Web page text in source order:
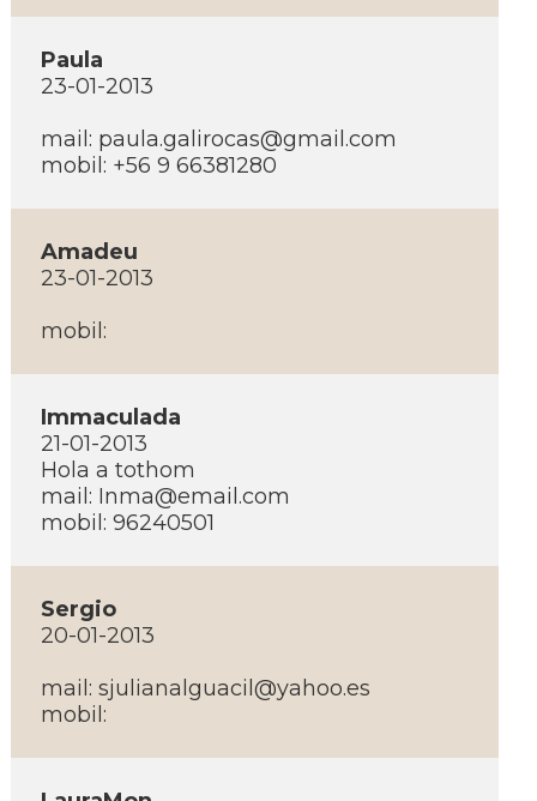
Paula
23-01-2013
mail: paula.galirocas@gmail.com
mobil: +56 9 66381280
Amadeu
23-01-2013
mobil:
Immaculada
21-01-2013
Hola a tothom
mail: Inma@email.com
mobil: 96240501
Sergio
20-01-2013
mail: sjulianalguacil@yahoo.es
mobil: